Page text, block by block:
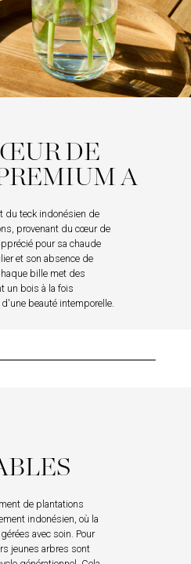
DE
A
du teck indonésien de
provenant du cœur de
pour sa chaude
et son absence de
bille met des
un bois à la fois
beauté intemporelle.
de plantations
indonésien, où la
avec soin. Pour
jeunes arbres sont